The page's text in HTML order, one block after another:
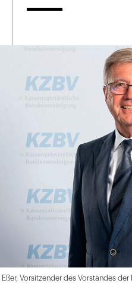
Eßer, Vorsitzender des Vorstandes